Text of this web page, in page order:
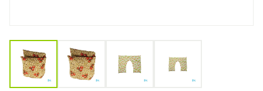
View larger imageView larger image